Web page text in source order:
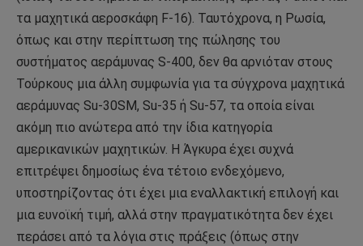
τα μαχητικά αεροσκάφη F-16). Ταυτόχρονα, η Ρωσία,
όπως και στην περίπτωση της πώλησης του
συστήματος αεράμυνας S-400, δεν θα αρνιόταν στους
Τούρκους μια άλλη συμφωνία για τα σύγχρονα μαχητικά
αεράμυνας Su-30SM, Su-35 ή Su-57, τα οποία είναι
ακόμη πιο ανώτερα από την ίδια κατηγορία
αμερικανικών μαχητικών. Η Άγκυρα έχει συχνά
επιτρέψει δημοσίως ένα τέτοιο ενδεχόμενο,
υποστηρίζοντας ότι έχει μια εναλλακτική επιλογή και
μια ευνοϊκή τιμή, αλλά στην πραγματικότητα δεν έχει
περάσει από τα λόγια στις πράξεις (όπως στην